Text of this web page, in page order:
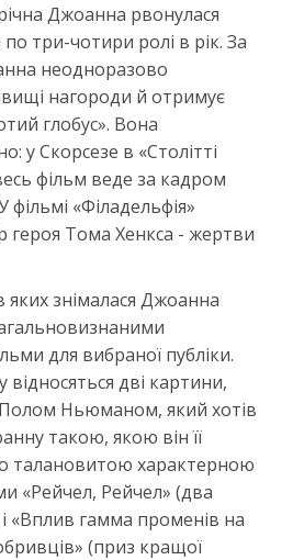
Джоанна рвонулася
три-чотири ролі в рік. За
неодноразово
нагороди й отримує
глобус». Вона
у Скорсезе в «Столітті
фільм веде за кадром
фільмі «Філадельфія»
героя Тома Хенкса - жертви
яких знімалася Джоанна
для вибраної публіки.
дві картини,
Полом Ньюманом, який хотів
такою, якою він її
талановитою характерною
«Рейчел, Рейчел» (два
і «Вплив гамма променів на
(приз кращої